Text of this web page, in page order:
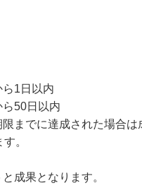
1日以内
50日以内
までに達成された場合は
。
成果となります。